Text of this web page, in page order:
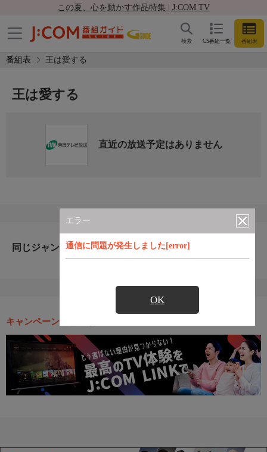
この夏、心を動かす作品特集 | J:COM TV
CS番組一覧 番組表
検索
番組表 王は愛する
エラー
通信に問題が発生しました[error]
OK
王は愛する
直近の放送予定はありません
同じジャンルのおすすめ番組
キャンペーン・お得な情報